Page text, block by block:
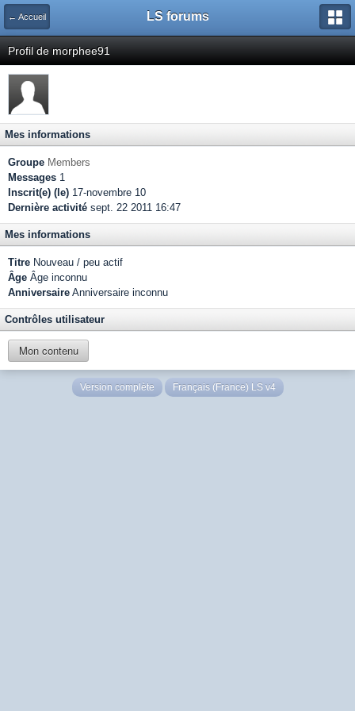
← Accueil LS forums
Profil de morphee91
Mes informations
Groupe Members
Messages 1
Inscrit(e) (le) 17-novembre 10
Dernière activité sept. 22 2011 16:47
Mes informations
Titre Nouveau / peu actif
Âge Âge inconnu
Anniversaire Anniversaire inconnu
Contrôles utilisateur
Mon contenu
Version complète Français (France) LS v4